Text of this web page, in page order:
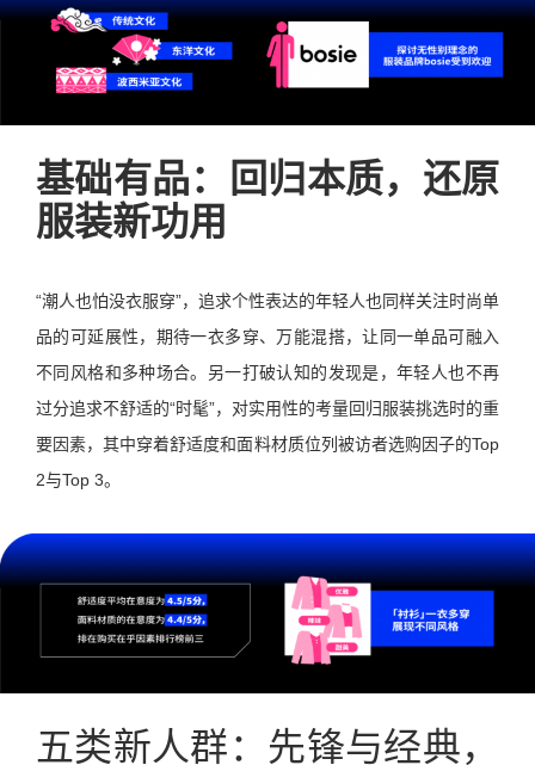
基础有品：回归本质，还原
服装新功用
“潮人也怕没衣服穿”，追求个性表达的年轻人也同样关注时尚单
品的可延展性，期待一衣多穿、万能混搭，让同一单品可融入
不同风格和多种场合。另一打破认知的发现是，年轻人也不再
过分追求不舒适的“时髦”，对实用性的考量回归服装挑选时的重
要因素，其中穿着舒适度和面料材质位列被访者选购因子的Top
2与Top 3。
五类新人群：先锋与经典，